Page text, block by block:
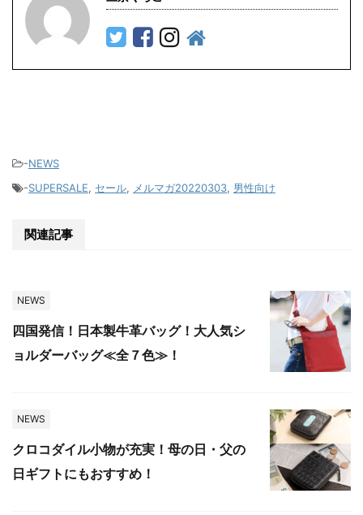
-NEWS
-SUPERSALE, セール, メルマガ20220303, 男性向け
関連記事
NEWS
四国発信！日本製牛革バッグ！大人気シ
ョルダーバッグ≪全７色≫！
NEWS
クロコダイル小物が充実！母の日・父の
日ギフトにもおすすめ！